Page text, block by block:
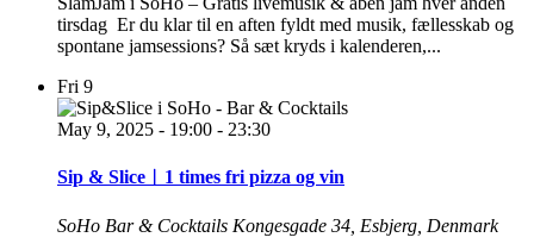
tirsdag Er du klar til en aften fyldt med musik, fællesskab og
spontane jamsessions? Så sæt kryds i kalenderen,...
Fri 9
May 9, 2025 - 19:00 - 23:30
Sip & Slice︱1 times fri pizza og vin
SoHo Bar & Cocktails Kongesgade 34, Esbjerg, Denmark